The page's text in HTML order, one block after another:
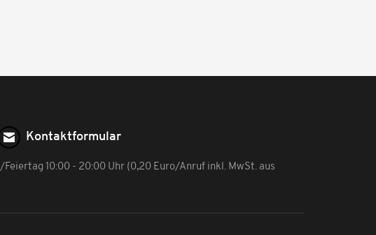
Kontaktformular
Feiertag 10:00 - 20:00 Uhr (0,20 Euro/Anruf inkl. MwSt. aus